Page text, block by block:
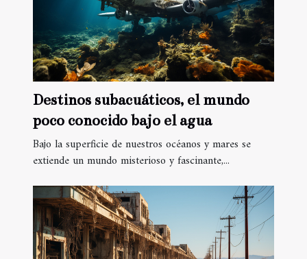
Destinos subacuáticos, el mundo
poco conocido bajo el agua
Bajo la superficie de nuestros océanos y mares se
extiende un mundo misterioso y fascinante,...